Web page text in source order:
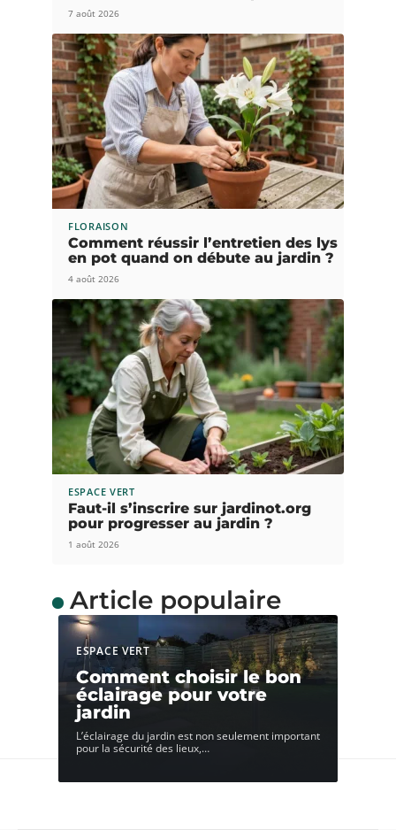
7 août 2026
FLORAISON
Comment réussir l’entretien des lys
en pot quand on débute au jardin ?
4 août 2026
ESPACE VERT
Faut-il s’inscrire sur jardinot.org
pour progresser au jardin ?
1 août 2026
Article populaire
ESPACE VERT
Comment choisir le bon
éclairage pour votre
jardin
L’éclairage du jardin est non seulement important
pour la sécurité des lieux,…